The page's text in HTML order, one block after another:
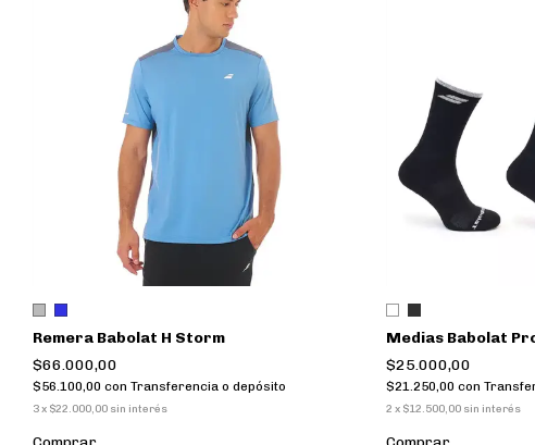
Remera Babolat H Storm
$66.000,00
$56.100,00 con Transferencia o depósito
3x $22.000,00 sin interés
Medias Babolat
$25.000,00
$21.250,00 con
2 x $12.500,00 sin interés